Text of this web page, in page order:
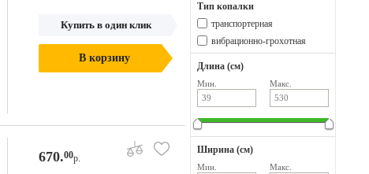
Купить в один клик
В корзину
670.00р.
Тип копалки
транспортерная
вибрационно-грохотная
Длина (см)
Мин. Макс.
Ширина (см)
Мин. Макс.